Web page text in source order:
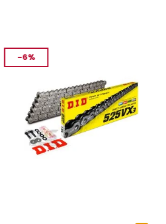
-6%